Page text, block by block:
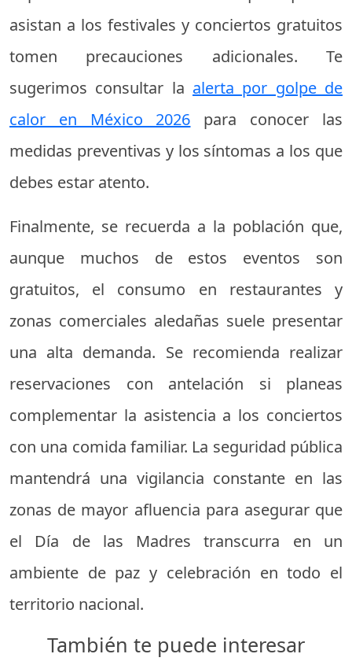
asistan a los festivales y conciertos gratuitos
tomen precauciones adicionales. Te
sugerimos consultar la alerta por golpe de
calor en México 2026 para conocer las
medidas preventivas y los síntomas a los que
debes estar atento.
Finalmente, se recuerda a la población que,
aunque muchos de estos eventos son
gratuitos, el consumo en restaurantes y
zonas comerciales aledañas suele presentar
una alta demanda. Se recomienda realizar
reservaciones con antelación si planeas
complementar la asistencia a los conciertos
con una comida familiar. La seguridad pública
mantendrá una vigilancia constante en las
zonas de mayor afluencia para asegurar que
el Día de las Madres transcurra en un
ambiente de paz y celebración en todo el
territorio nacional.
También te puede interesar